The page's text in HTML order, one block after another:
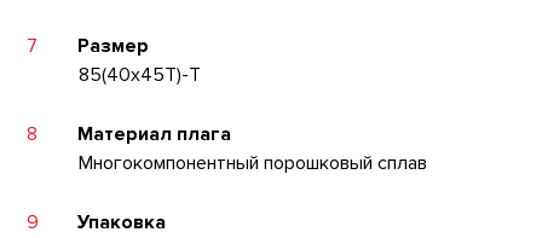
7
Размер
85(40x45T)-T
8
Материал плага
Многокомпонентный порошковый сплав
9
Упаковка